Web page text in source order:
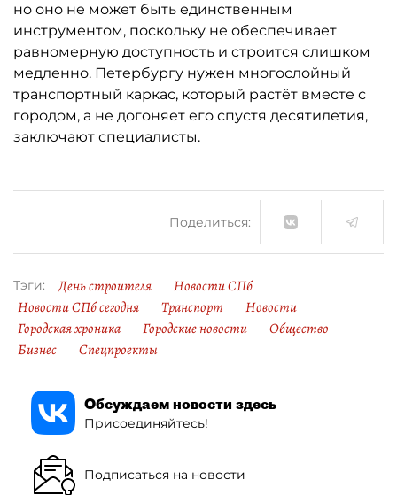
но оно не может быть единственным
инструментом, поскольку не обеспечивает
равномерную доступность и строится слишком
медленно. Петербургу нужен многослойный
транспортный каркас, который растёт вместе с
городом, а не догоняет его спустя десятилетия,
заключают специалисты.
Поделиться:
Тэги: День строителя
Новости СПб
Новости СПб сегодня
Транспорт
Новости
Городская хроника
Городские новости
Общество
Бизнес
Спецпроекты
Обсуждаем новости здесь
Присоединяйтесь!
Подписаться на новости